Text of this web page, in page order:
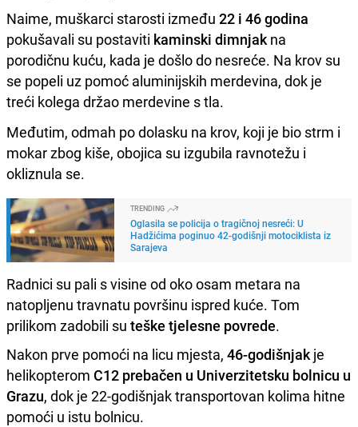
Naime, muškarci starosti između 22 i 46 godina
pokušavali su postaviti kaminski dimnjak na
porodičnu kuću, kada je došlo do nesreće. Na krov su
se popeli uz pomoć aluminijskih merdevina, dok je
treći kolega držao merdevine s tla.
Međutim, odmah po dolasku na krov, koji je bio strm i
mokar zbog kiše, obojica su izgubila ravnotežu i
okliznula se.
TRENDING
Oglasila se policija o tragičnoj nesreći: U
Hadžićima poginuo 42-godišnji motociklista iz
Sarajeva
Radnici su pali s visine od oko osam metara na
natopljenu travnatu površinu ispred kuće. Tom
prilikom zadobili su teške tjelesne povrede.
Nakon prve pomoći na licu mjesta, 46-godišnjak je
helikopterom C12 prebačen u Univerzitetsku bolnicu u
Grazu, dok je 22-godišnjak transportovan kolima hitne
pomoći u istu bolnicu.